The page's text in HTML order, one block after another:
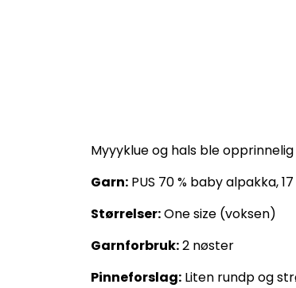
Myyyklue og hals ble
Garn: PUS 70 % baby alpakka,
Størrelser:One size (voksen)
Garnforbruk:2 nøster
Pinneforslag: Liten rundp og